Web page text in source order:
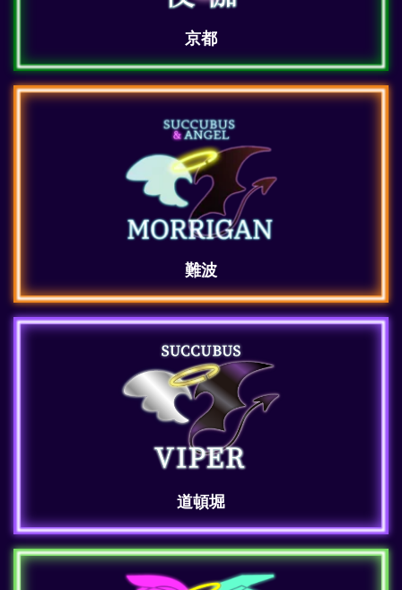
京都
難波
道頓堀